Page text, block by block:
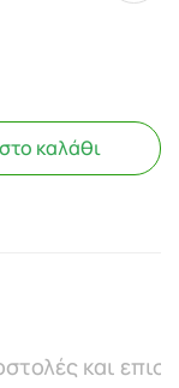
καλάθι
και